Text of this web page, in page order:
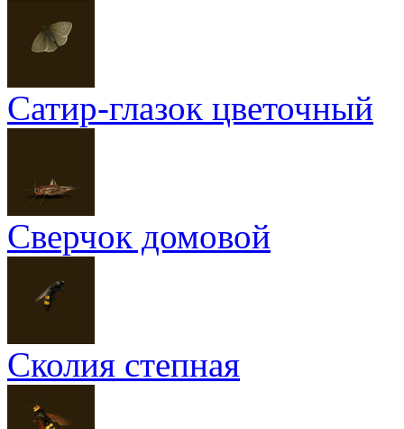
Сатир-глазок цветочный
Сверчок домовой
Сколия степная